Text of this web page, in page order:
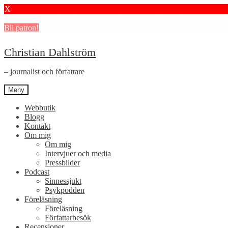
X
Bli patron!
Hoppa
till
navigering
Hoppa
till
innehåll
Christian Dahlström
– journalist och författare
Meny
Webbutik
Blogg
Kontakt
Om mig
Om mig
Intervjuer och media
Pressbilder
Podcast
Sinnessjukt
Psykpodden
Föreläsning
Föreläsning
Författarbesök